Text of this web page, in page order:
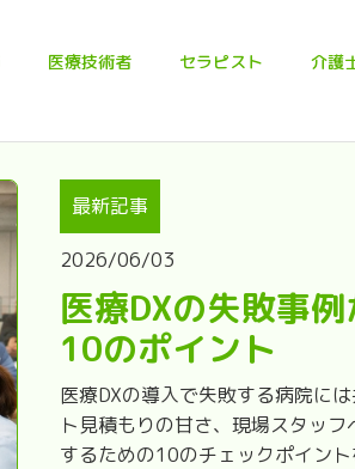
医療技術者 セラピスト 介護
最新記事
2026/06/03
医療DXの失敗事
10のポイント
医療DXの導入で失敗する病院に
ト見積もりの甘さ、現場スタッ
するための10のチェックポイント